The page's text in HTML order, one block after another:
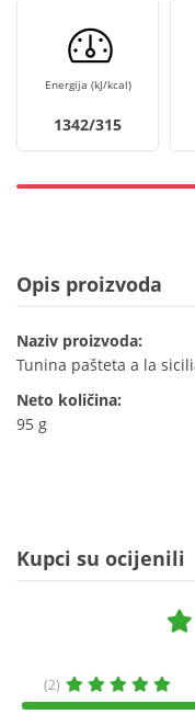
Energija (kJ/kcal)
1342/315
Opis proizvoda
Naziv proizvoda:
Tunina pašteta a la
Neto količina:
95 g
Kupci su ocijenili
(2)